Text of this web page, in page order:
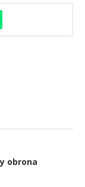
obrona